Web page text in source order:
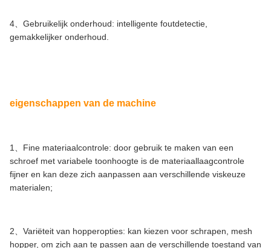
4、Gebruikelijk onderhoud: intelligente foutdetectie,
gemakkelijker onderhoud.
eigenschappen van de machine
1、Fine materiaalcontrole: door gebruik te maken van een
schroef met variabele toonhoogte is de materiaallaagcontrole
fijner en kan deze zich aanpassen aan verschillende viskeuze
materialen;
2、Variëteit van hopperopties: kan kiezen voor schrapen, mesh
hopper, om zich aan te passen aan de verschillende toestand van